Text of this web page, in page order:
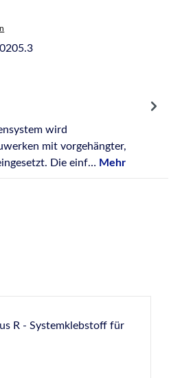
wird
mit vorgehängter,
Die einf… Mehr